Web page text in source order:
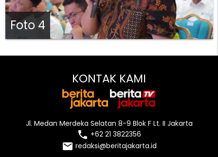
Foto 4
KONTAK KAMI
Jl. Medan Merdeka Selatan 8-9 Blok F Lt. II Jakarta
local_phone +62 21 3822356
email redaksi@beritajakarta.id